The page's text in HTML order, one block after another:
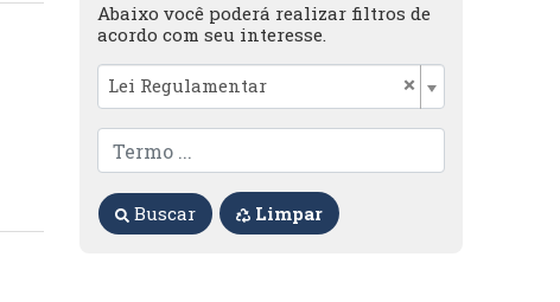
Abaixo você poderá realizar filtros de
acordo com seu interesse.
×
Lei Regulamentar
Buscar Limpar